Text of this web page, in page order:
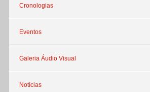
Cronologias
Eventos
Galeria Áudio Visual
Notícias